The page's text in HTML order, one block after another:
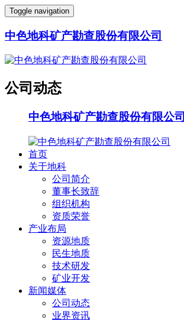
Toggle navigation
中色地科矿产勘查股份有限公司
公司动态
中色地科矿产勘查股份有限公司
首页
关于地科
公司简介
董事长致辞
组织机构
资质荣誉
产业布局
资源地质
民生地质
技术研发
矿业开发
新闻媒体
公司动态
业界资讯